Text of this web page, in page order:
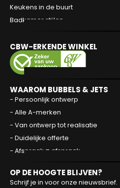
Keukens in de buurt
Badkamer stijlen
CBW-ERKENDE WINKEL
WAAROM BUBBELS & JETS
- Persoonlijk ontwerp
- Alle A-merken
- Van ontwerp tot realisatie
- Duidelijke offerte
- Afspraak = afspraak
OP DE HOOGTE BLIJVEN?
Schrijf je in voor onze nieuwsbrief.